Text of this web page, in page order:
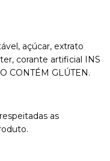
açúcar, extrato
corante artificial INS
CONTÉM GLÚTEN.
as